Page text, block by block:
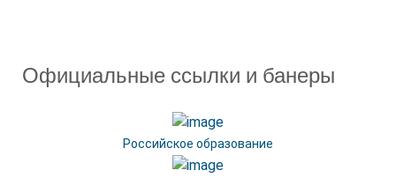
Официальные ссылки и банеры
Российское образование